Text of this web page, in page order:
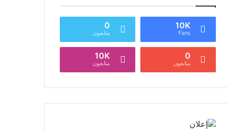
10K
Fans
0
متابعون
0
متابعون
10K
متابعون